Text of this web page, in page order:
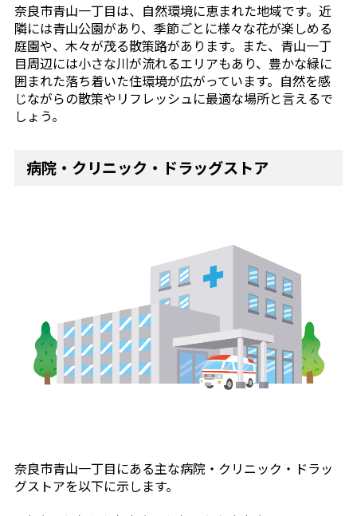
奈良市青山一丁目は、自然環境に恵まれた地域です。近
隣には青山公園があり、季節ごとに様々な花が楽しめる
庭園や、木々が茂る散策路があります。また、青山一丁
目周辺には小さな川が流れるエリアもあり、豊かな緑に
囲まれた落ち着いた住環境が広がっています。自然を感
じながらの散策やリフレッシュに最適な場所と言えるで
しょう。
病院・クリニック・ドラッグストア
奈良市青山一丁目にある主な病院・クリニック・ドラッ
グストアを以下に示します。